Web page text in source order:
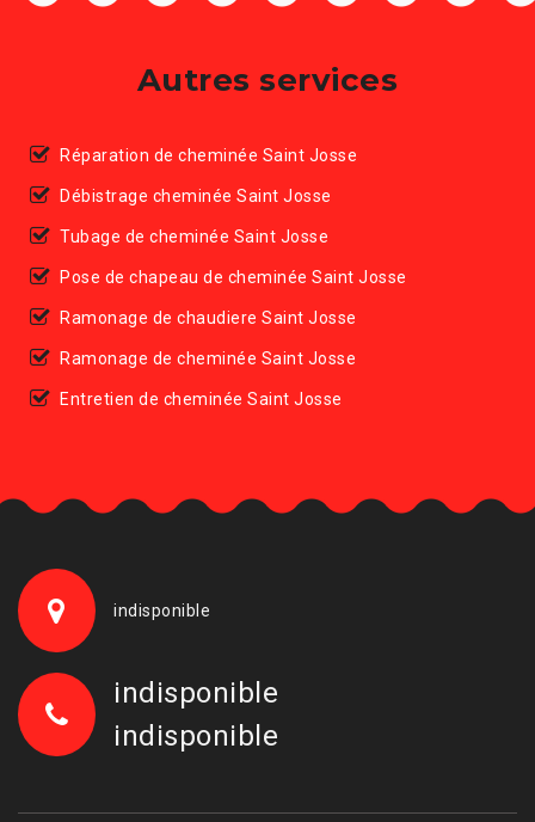
Autres services
Réparation de cheminée Saint Josse
Débistrage cheminée Saint Josse
Tubage de cheminée Saint Josse
Pose de chapeau de cheminée Saint Josse
Ramonage de chaudiere Saint Josse
Ramonage de cheminée Saint Josse
Entretien de cheminée Saint Josse
indisponible
indisponible
indisponible